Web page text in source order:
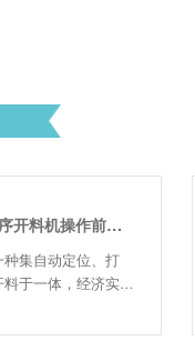
17
2023-05
全
设
能